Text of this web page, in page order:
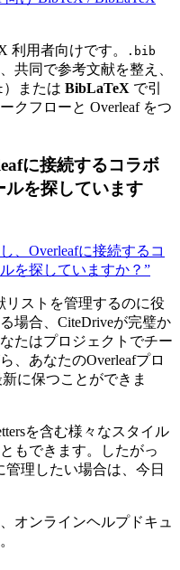
利用者向けです。 .bib
共同で参考文献を整え、
）または BibLaTeX で引
クフローと Overleaf をつ
に接続するコラボ
ルを探しています
、Overleafに接続するコ
を探していますか？”
リストを管理するのに役
場合、CiteDriveが完璧か
たはプロジェクトでチー
、あなたのOverleafプロ
に保つことができま
を含む様々なスタイル
もできます。したがっ
管理したい場合は、今日
オンラインヘルプドキュ